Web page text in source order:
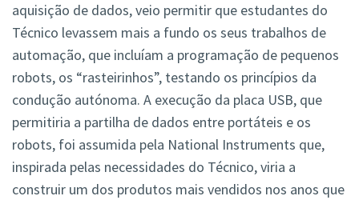
aquisição de dados, veio permitir que estudantes do
Técnico levassem mais a fundo os seus trabalhos de
automação, que incluíam a programação de pequenos
robots, os “rasteirinhos”, testando os princípios da
condução autónoma. A execução da placa USB, que
permitiria a partilha de dados entre portáteis e os
robots, foi assumida pela National Instruments que,
inspirada pelas necessidades do Técnico, viria a
construir um dos produtos mais vendidos nos anos que